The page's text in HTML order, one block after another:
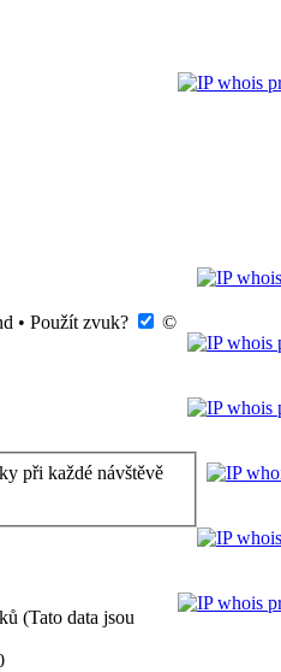
• Použít zvuk?
©
při každé návštěvě
(Tato data jsou